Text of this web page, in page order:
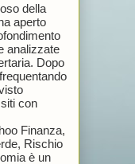
della
aperto
analizzate
Dopo
con
Finanza,
Rischio
è un